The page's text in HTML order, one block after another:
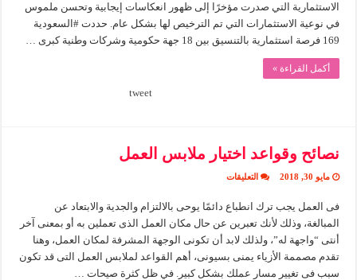
الاستثمارية التي صدرت مؤخرًا إلى ظهور انعكاسات إيجابية وتحسن ملموس
في نوعية الاستثمارات التي تم الترخيص لها بشكل عام. حددت #السعودية
169 فرصة استثمارية بالتنسيق بين 18 جهة حكومية وشركات وطنية كبرى …
أكمل القراءة »
tweet
نصائح وقواعد اختيار ملابس العمل
مايو 30, 2018 التعليقاتعلى
اختيار
ملابس
العمل
مغلقة
فى العمل يجب ترك انطباع دائمًا يوحى بالالتزام والجدية والابتعاد عن
المبالغة، وذلك لأنك تعبرين عن حال مكان العمل الذى تعملين به أو بمعنى آخر
أنتى “واجهة له”، ولذلك لابد أن تكونى الوجهة المشرفة لمكان العمل، وهنا
تقدم مصممة الأزياء يمنى بسيونى، أهم القواعد لملابس العمل التى قد تكون
سبب فى تغيير مسار عملك بشكل كبير. في ظل كثرة صيحات …